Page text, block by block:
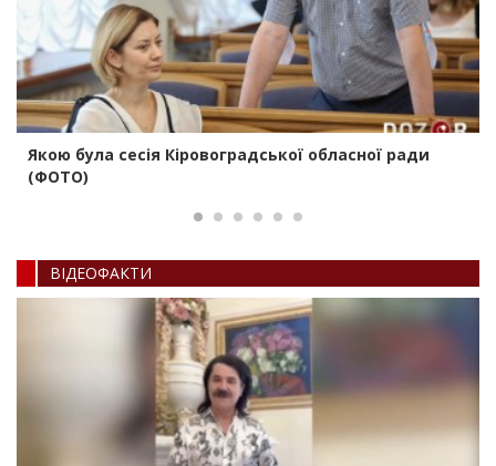
Якою була сесія Кіровоградської обласної ради
(ФОТО)
ВIДЕОФАКТИ